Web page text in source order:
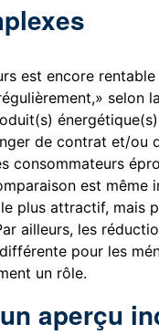
est encore
selon
de contrat et/ou
consommateurs
est même
plus attractif, mais
ailleurs, les
pour les
un rôle.
aperçu